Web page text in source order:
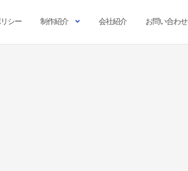
シー 制作紹介 会社紹介 お問い合わせ